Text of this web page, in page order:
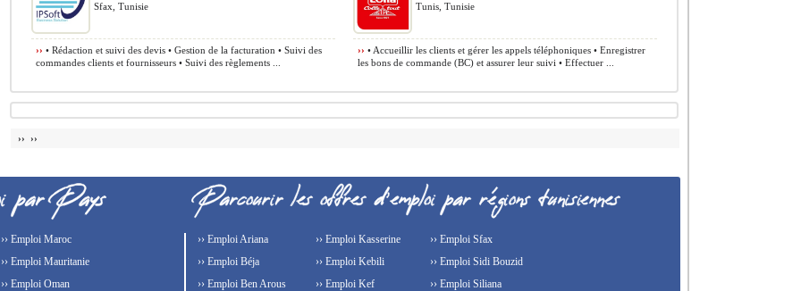
Sfax, Tunisie
›› • Rédaction et suivi des devis • Gestion de la facturation • Suivi des
commandes clients et fournisseurs • Suivi des règlements ...
Tunis, Tunisie
›› • Accueillir les clients et gérer les appels téléphoniques • Enregistrer
les bons de commande (BC) et assurer leur suivi • Effectuer ...
›› ››
›› Emploi Maroc
›› Emploi Mauritanie
›› Emploi Oman
›› Emploi Ariana
›› Emploi Béja
›› Emploi Ben Arous
›› Emploi Kasserine
›› Emploi Kebili
›› Emploi Kef
›› Emploi Sfax
›› Emploi Sidi Bouzid
›› Emploi Siliana